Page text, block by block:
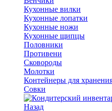
Кухонные вилки
Кухонные лопатки
Кухонные ножи
Кухонные щипцы
Половники
Противени
Сковороды
Молотки
Контейнеры для
Совки
Назад